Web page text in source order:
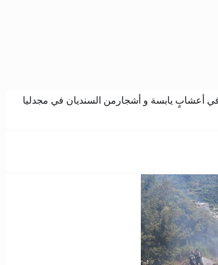
أعشابٍ يابسة و أشجارمن السنديان في مجدليا